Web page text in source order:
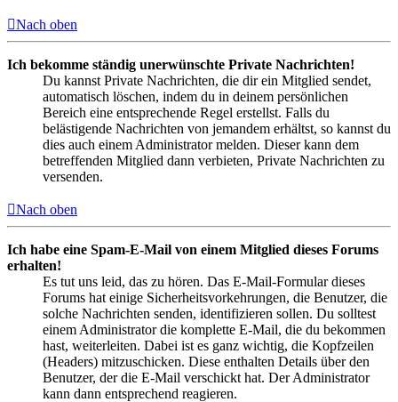
Nach oben
Ich bekomme ständig unerwünschte Private Nachrichten!
Du kannst Private Nachrichten, die dir ein Mitglied sendet,
automatisch löschen, indem du in deinem persönlichen
Bereich eine entsprechende Regel erstellst. Falls du
belästigende Nachrichten von jemandem erhältst, so kannst du
dies auch einem Administrator melden. Dieser kann dem
betreffenden Mitglied dann verbieten, Private Nachrichten zu
versenden.
Nach oben
Ich habe eine Spam-E-Mail von einem Mitglied dieses Forums
erhalten!
Es tut uns leid, das zu hören. Das E-Mail-Formular dieses
Forums hat einige Sicherheitsvorkehrungen, die Benutzer, die
solche Nachrichten senden, identifizieren sollen. Du solltest
einem Administrator die komplette E-Mail, die du bekommen
hast, weiterleiten. Dabei ist es ganz wichtig, die Kopfzeilen
(Headers) mitzuschicken. Diese enthalten Details über den
Benutzer, der die E-Mail verschickt hat. Der Administrator
kann dann entsprechend reagieren.